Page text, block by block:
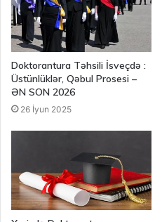
Doktorantura Təhsili İsveçdə :
Üstünlüklər, Qəbul Prosesi –
ƏN SON 2026
26 İyun 2025